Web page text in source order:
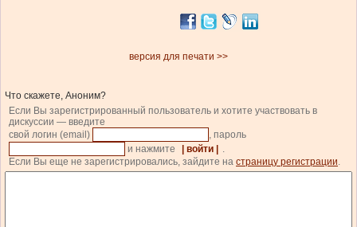
версия для печати >>
Что скажете, Аноним?
Если Вы зарегистрированный пользователь и хотите участвовать в
дискуссии — введите
свой логин (email)
, пароль
и нажмите
| войти |
.
Если Вы еще не зарегистрировались, зайдите на страницу регистрации.